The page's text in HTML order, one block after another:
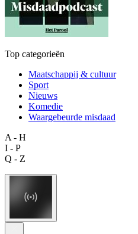
Top categorieën
Maatschappij & cultuur
Sport
Nieuws
Komedie
Waargebeurde misdaad
A - H
I - P
Q - Z